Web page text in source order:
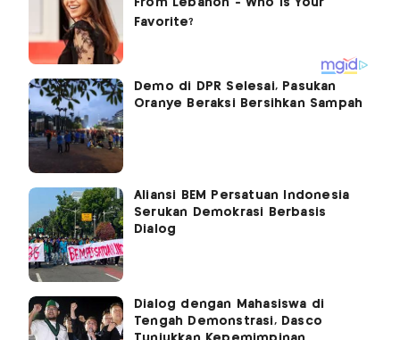
Demo di DPR Selesai, Pasukan
Oranye Beraksi Bersihkan Sampah
Aliansi BEM Persatuan Indonesia
Serukan Demokrasi Berbasis
Dialog
Dialog dengan Mahasiswa di
Tengah Demonstrasi, Dasco